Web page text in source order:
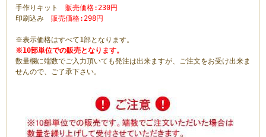
手作りキット 販売価格:230円
印刷込み 販売価格:298円
※表示価格はすべて1部となります。
※10部単位での販売となります。
数量欄に端数でご入力頂いても発注は出来ますが、ご注文をお受け出来ま
せんので、ご了承下さい。